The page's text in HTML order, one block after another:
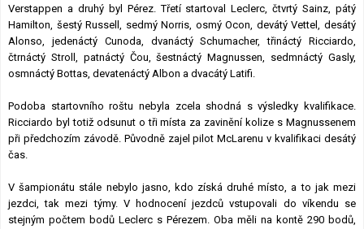
Verstappen a druhý byl Pérez. Třetí startoval Leclerc, čtvrtý Sainz, pátý
Hamilton, šestý Russell, sedmý Norris, osmý Ocon, devátý Vettel, desátý
Alonso, jedenáctý Cunoda, dvanáctý Schumacher, třináctý Ricciardo,
čtrnáctý Stroll, patnáctý Čou, šestnáctý Magnussen, sedmnáctý Gasly,
osmnáctý Bottas, devatenáctý Albon a dvacátý Latifi.
Podoba startovního roštu nebyla zcela shodná s výsledky kvalifikace.
Ricciardo byl totiž odsunut o tři místa za zavinění kolize s Magnussenem
při předchozím závodě. Původně zajel pilot McLarenu v kvalifikaci desátý
čas.
V šampionátu stále nebylo jasno, kdo získá druhé místo, a to jak mezi
jezdci, tak mezi týmy. V hodnocení jezdců vstupovali do víkendu se
stejným počtem bodů Leclerc s Pérezem. Oba měli na kontě 290 bodů,